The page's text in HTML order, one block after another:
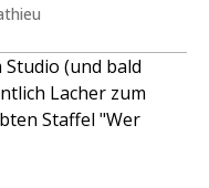
(und bald
Lacher zum
Staffel "Wer